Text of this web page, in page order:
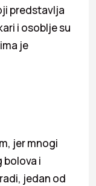
predstavlja
i osoblje su
je
jer mnogi
i
jedan od